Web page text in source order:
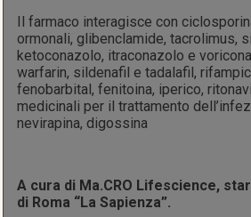
Il farmaco interagisce con
ormonali, glibenclamide, tacrolimus,
ketoconazolo, itraconazolo e
warfarin, sildenafil e tadalafil,
fenobarbital, fenitoina, iperico,
medicinali per il trattamento
nevirapina, digossina
A cura di Ma.CRO Lifescience,
di Roma “La Sapienza”.